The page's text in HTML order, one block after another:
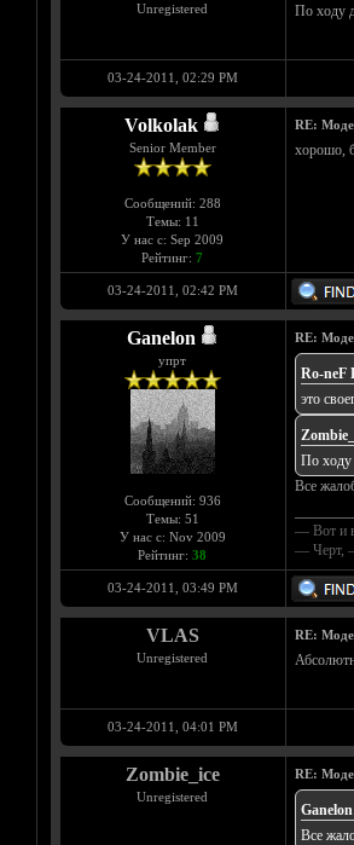
Unregistered По ходу
03-24-2011, 02:29 PM
Volkolak
Senior Member
Сообщений: 288
Темы: 11
У нас с: Sep 2009
Рейтинг: 7
RE:
хорошо,
03-24-2011, 02:42 PM
Ganelon
упрт
Сообщений: 936
Темы: 51
У нас с: Nov 2009
Рейтинг: 38
RE:
Ro-neF
это
По ходу
Все
— Вот и
— Черт,
03-24-2011, 03:49 PM
VLAS
Unregistered
RE:
03-24-2011, 04:01 PM
Zombie_ice
Unregistered
RE:
Все